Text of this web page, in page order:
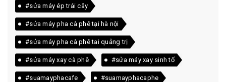
#sửa máy ép trái cây
#sửa máy pha cà phê tại hà nội
#sửa máy pha cà phê tai quảng trị
#sửa máy xay cà phê #sửa máy xay sinh tố
#suamayphacafe #suamayphacaphe